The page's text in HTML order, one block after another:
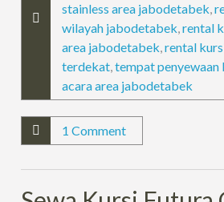
stainless area jabodetabek,
wilayah jabodetabek,rental
area jabodetabek,rental
terdekat,tempat penyewaan
acara area jabodetabek
1 Comment